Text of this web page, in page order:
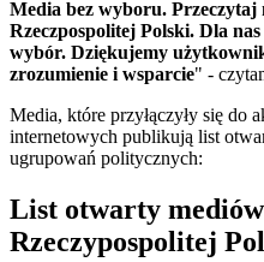
Media bez wyboru. Przeczytaj
Rzeczpospolitej Polski. Dla
wybór. Dziękujemy
zrozumienie i wsparcie" -
Media, które przyłączyły się do
internetowych publikują list
ugrupowań politycznych:
List otwarty mediów
Rzeczypospolitej